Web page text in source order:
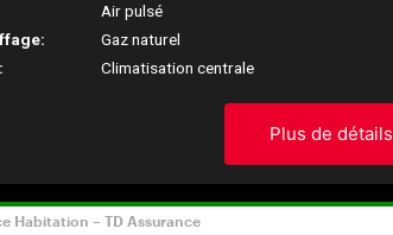
Air pulsé
Gaz naturel
Climatisation centrale
Plus de détails